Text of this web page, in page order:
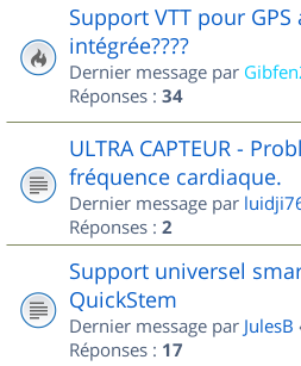
Support VTT pour
intégrée????
Dernier message par
Réponses : 34
ULTRA CAPTEUR -
fréquence cardiaque.
Dernier message par
Réponses : 2
Support universel
QuickStem
Dernier message par JulesB
Réponses : 17